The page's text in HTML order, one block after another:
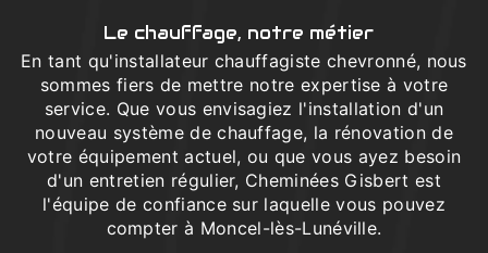
Le chauffage, notre métier
En tant qu'installateur chauffagiste chevronné, nous
sommes fiers de mettre notre expertise à votre
service. Que vous envisagiez l'installation d'un
nouveau système de chauffage, la rénovation de
votre équipement actuel, ou que vous ayez besoin
d'un entretien régulier, Cheminées Gisbert est
l'équipe de confiance sur laquelle vous pouvez
compter à Moncel-lès-Lunéville.